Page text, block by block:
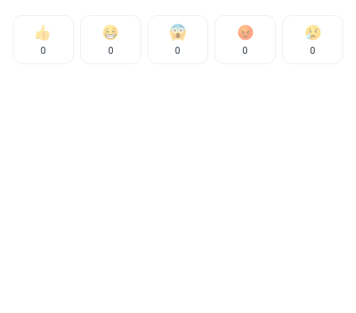
0 0 0 0 0